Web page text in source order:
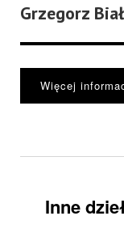
Grzegorz
Więcej
Inne